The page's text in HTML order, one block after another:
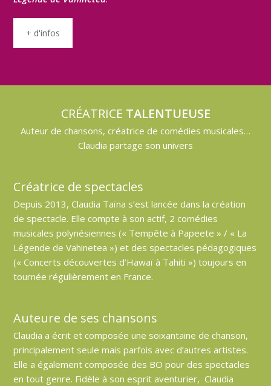
+ d'infos
CRÉATRICE TALENTUEUSE
Auteur de chansons, créatrice de comédies musicales…
Claudia partage son univers
Créatrice de spectacles
Depuis 2013, Claudia Taïna s’est lancée dans la création
de spectacle. Elle compte à son actif, 2 comédies
musicales polynésiennes (« Tempête à Papeete » / « La
Légende de Vahinetea ») et des spectacles pédagogiques
(« Concerts découvertes d’Hawaï à Tahiti ») toujours en
tournée régulièrement en France.
Auteure de ses chansons
Claudia a écrit et composée une soixantaine de chanson,
principalement seule mais parfois avec d’autres artistes.
Elle a également composée des BO pour des spectacles
en tout genre. Fidèle à son esprit aventurier, Claudia